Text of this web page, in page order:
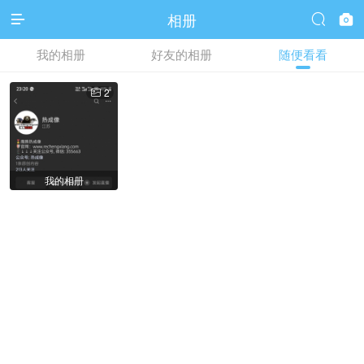
 相册 

我的相册 好友的相册 随便看看
我的相册
 2